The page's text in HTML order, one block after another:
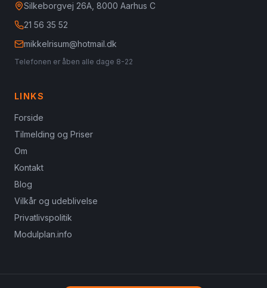
Silkeborgvej 26A, 8000 Aarhus C
21 56 35 52
mikkelrisum@hotmail.dk
Telefonen er åben alle dage 8-22
LINKS
Forside
Tilmelding og Priser
Om
Kontakt
Blog
Vilkår og udeblivelse
Privatlivspolitik
Modulplan.info